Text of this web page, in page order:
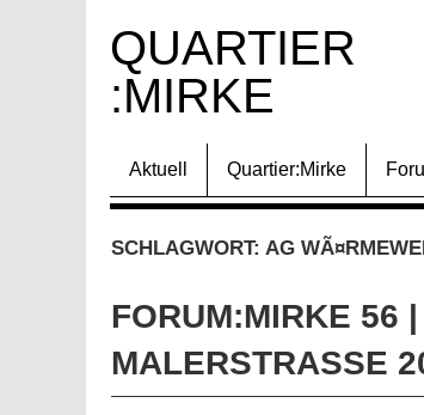
Inhalt
springen
QUARTIER
:MIRKE
Aktuell Quartier:Mirke
SCHLAGWORT: AG
FORUM:MIRKE 56
MALERSTRASSE 20